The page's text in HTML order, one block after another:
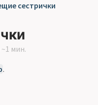
сестрички
мин.
.